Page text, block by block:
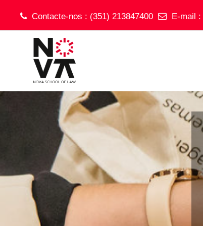
Ir para o conteúdo principal
Contacte-nos : (351) 213847400 E-mail :